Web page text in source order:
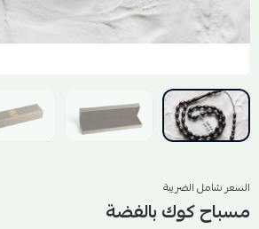
السعر شامل الضريبة
مسباح كوك بالفضة